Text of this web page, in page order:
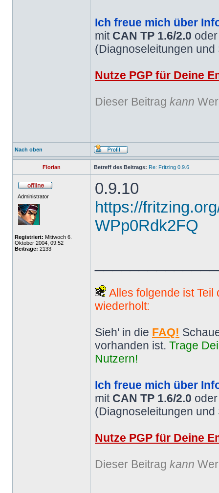
Ich freue mich über
mit CAN TP 1.6/2.0
(Diagnoseleitungen
Nutze PGP für Deine
Dieser Beitrag kann
Nach oben
Florian Betreff des Beitrags: Re: Fritzing 0.9.6
Administrator
Registriert: Mittwoch 6.
Oktober 2004, 09:52
Beiträge: 2133
0.9.10
https://
WPp0Rdk2FQ
Alles folgende ist
wiederholt:
Sieh' in die FAQ!
vorhanden ist. Trage
Nutzern!
Ich freue mich über
mit CAN TP 1.6/2.0
(Diagnoseleitungen
Nutze PGP für Deine
Dieser Beitrag kann